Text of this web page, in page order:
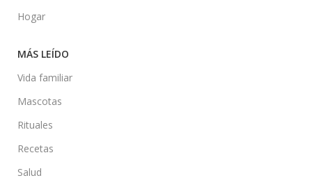
Hogar
MÁS LEÍDO
Vida familiar
Mascotas
Rituales
Recetas
Salud